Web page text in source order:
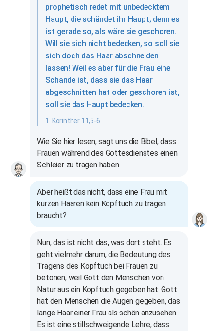
prophetisch redet mit unbedecktem
Haupt, die schändet ihr Haupt; denn es
ist gerade so, als wäre sie geschoren.
Will sie sich nicht bedecken, so soll sie
sich doch das Haar abschneiden
lassen! Weil es aber für die Frau eine
Schande ist, dass sie das Haar
abgeschnitten hat oder geschoren ist,
soll sie das Haupt bedecken.
1. Korinther 11,5-6
Wie Sie hier lesen, sagt uns die Bibel, dass
Frauen während des Gottesdienstes einen
Schleier zu tragen haben.
Aber heißt das nicht, dass eine Frau mit
kurzen Haaren kein Kopftuch zu tragen
braucht?
Nun, das ist nicht das, was dort steht. Es
geht vielmehr darum, die Bedeutung des
Tragens des Kopftuch bei Frauen zu
betonen, weil Gott den Menschen von
Natur aus ein Kopftuch gegeben hat. Gott
hat den Menschen die Augen gegeben, das
lange Haar einer Frau als schön anzusehen.
Es ist eine stillschweigende Lehre, dass